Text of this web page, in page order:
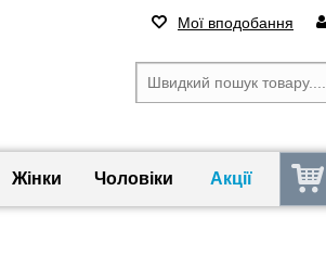
Мої вподобання
Жінки Чоловіки Акції